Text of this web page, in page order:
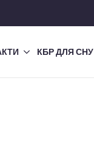
КБР ДЛЯ СНУ